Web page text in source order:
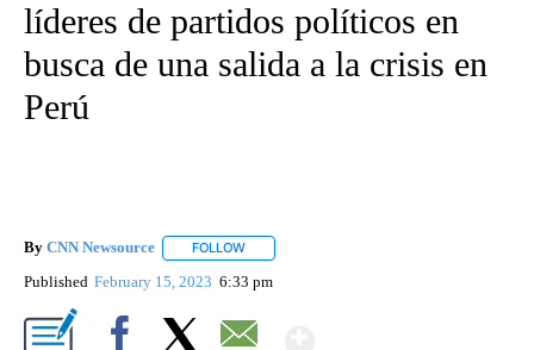
líderes de partidos políticos en
busca de una salida a la crisis en
Perú
By CNN Newsource FOLLOW
Published February 15, 2023 6:33 pm